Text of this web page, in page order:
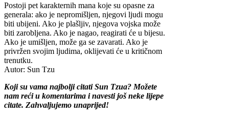
Postoji pet karakternih mana koje su opasne za
generala: ako je nepromišljen, njegovi ljudi mogu
biti ubijeni. Ako je plašljiv, njegova vojska može
biti zarobljena. Ako je nagao, reagirati će u bijesu.
Ako je umišljen, može ga se zavarati. Ako je
privržen svojim ljudima, oklijevati će u kritičnom
trenutku.
Autor: Sun Tzu
Koji su vama najbolji citati Sun Tzua? Možete
nam reći u komentarima i navesti još neke lijepe
citate. Zahvaljujemo unaprijed!